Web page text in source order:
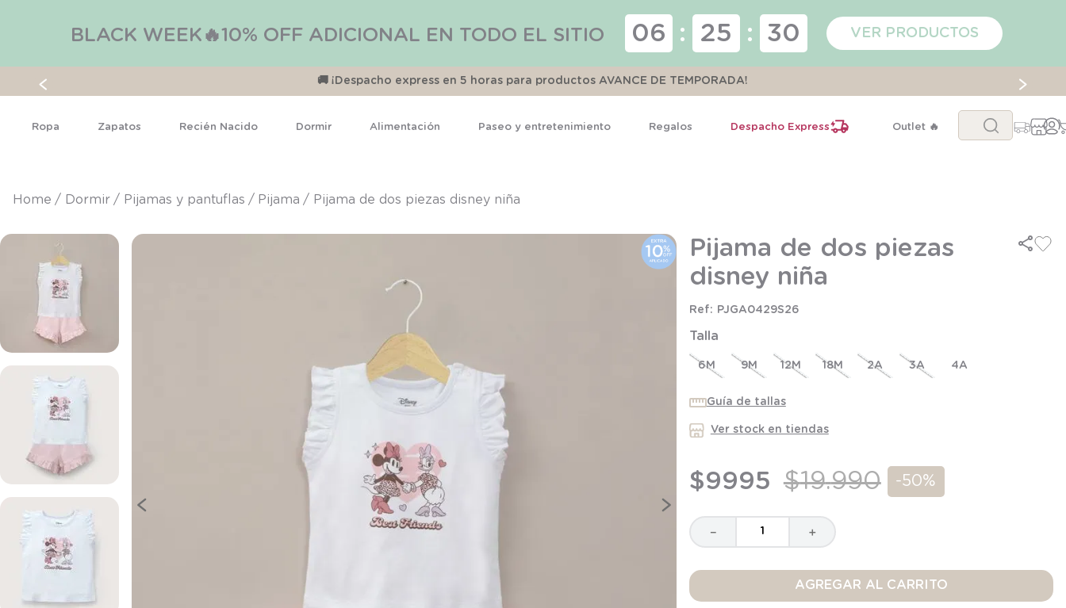
BLACK WEEK🔥10% OFF ADICIONAL EN TODO EL SITIO 06 : 25 : 30 VER PRODUCTOS
🚚 ¡Despacho express en 5 horas para productos AVANCE DE TEMPORADA!
Ropa Zapatos Recién Nacido Dormir Alimentación Paseo y entretenimiento Regalos Despacho Express Outlet 🔥
Buscar...
dormir pijamas y pantuflas pijama Pijama de dos piezas disney niña
Pijama de dos piezas
disney niña
PJGA0429S26
Talla
6M 9M 12M 18M 2A 3A 4A
Guía de tallas
Ver stock en tiendas
$9995 $19.990 -50%
＋
－
AGREGAR AL CARRITO
1.
8.
.
10.